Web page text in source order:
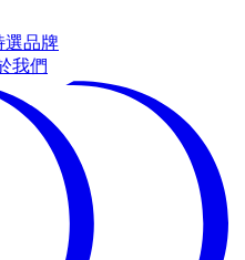
選品牌
我們